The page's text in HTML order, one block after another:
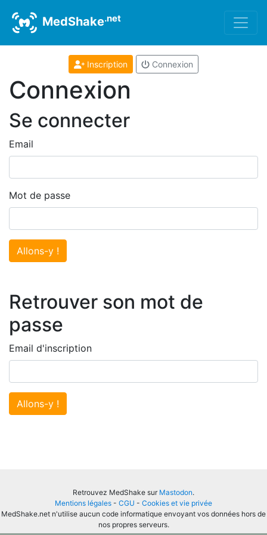
MedShake.net
Inscription Connexion
Connexion
Se connecter
Email
Mot de passe
Allons-y !
Retrouver son mot de
passe
Email d'inscription
Allons-y !
Retrouvez MedShake sur Mastodon.
Mentions légales - CGU - Cookies et vie privée
MedShake.net n'utilise aucun code informatique envoyant vos données hors de
nos propres serveurs.